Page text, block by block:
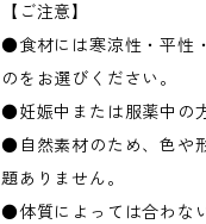
【ご注意】
●食材には寒涼性・平性
のをお選びください。
●妊娠中または服薬中の
●自然素材のため、色や
題ありません。
●体質によっては合わな